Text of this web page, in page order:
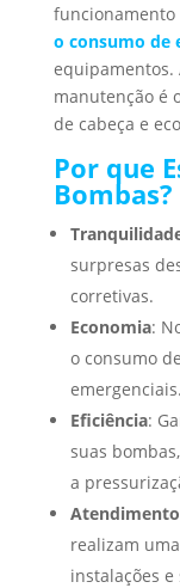
o consumo de
equipamentos.
manutenção é
de cabeça e
Por que
Bombas?
surpresas
corretivas.
Economia:
o consumo
emergenciais.
Eficiência:
suas
a
realizam
instalações